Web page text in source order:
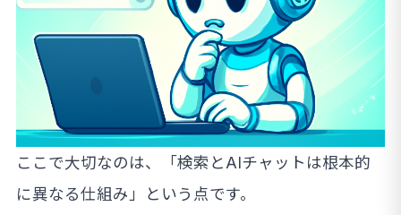
ここで大切なのは、「検索とAIチャットは根本的
に異なる仕組み」という点です。